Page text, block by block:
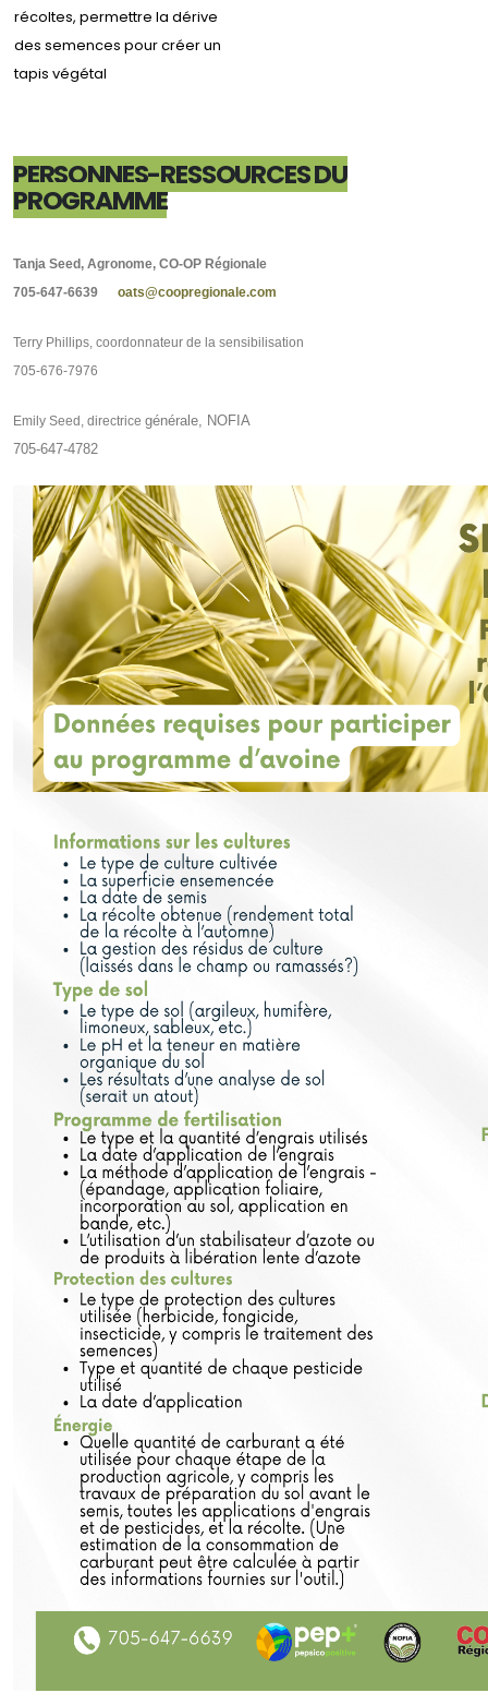
récoltes, permettre la dérive
des semences pour créer un
tapis végétal
PERSONNES-RESSOURCES DU
PROGRAMME
Tanja Seed, Agronome, CO-OP Régionale
705-647-6639 oats@coopregionale.com
Terry Phillips, coordonnateur de la sensibilisation
705-676-7976
Emily Seed, directrice générale, NOFIA
705-647-4782